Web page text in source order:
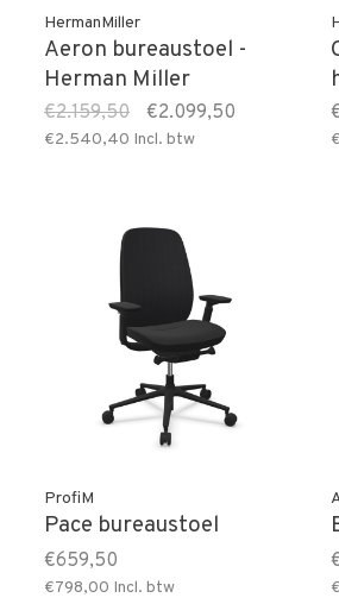
HermanMiller
Aeron bureaustoel -
Herman Miller
€2.159,50 €2.099,50
€2.540,40 Incl. btw
ProfiM
Pace bureaustoel
€659,50
€798,00 Incl. btw